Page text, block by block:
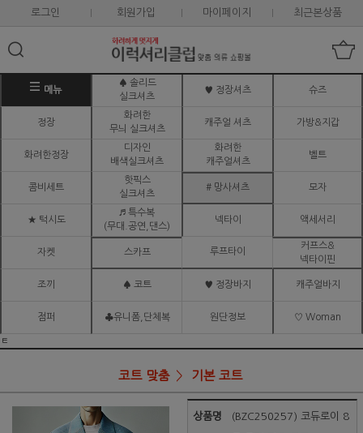
로그인 회원가입 마이페이지 최근본상품
메뉴
♠ 솔리드
실크셔츠
♥ 정장셔츠 슈즈
정장
화려한
무늬 실크셔츠
캐주얼 셔츠 가방&지갑
화려한정장
디자인
배색실크셔츠
화려한
캐주얼셔츠
벨트
콤비세트
핫픽스
실크셔츠
# 망사셔츠 모자
★ 턱시도
♬ 특수복
(무대.공연,댄스)
넥타이 액세서리
자켓 스카프 루프타이
커프스&
넥타이핀
조끼 ♠ 코트 ♥ 정장바지 캐주얼바지
점퍼 ♣유니폼,단체복 원단정보 ♡ Woman
ㅌ
코트 맞춤 기본 코트
상품명 (BZC250257) 코듀로이 8